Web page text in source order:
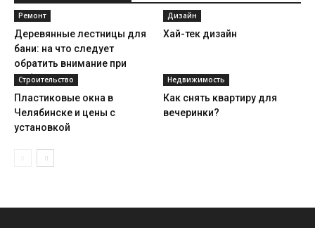
Ремонт
Деревянные лестницы для
бани: на что следует
обратить внимание при
выборе
Дизайн
Хай-тек дизайн
Строительство
Пластиковые окна в
Челябинске и цены с
установкой
Недвижимость
Как снять квартиру для
вечеринки?